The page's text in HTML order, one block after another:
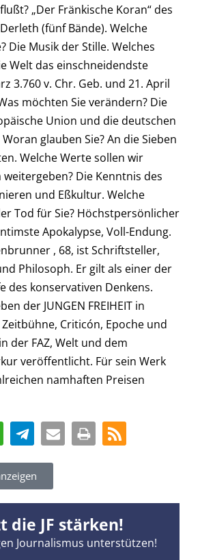
„Der Fränkische Koran“ des
(fünf Bände). Welche
Die Musik der Stille. Welches
Welt das einschneidendste
3.760 v. Chr. Geb. und 21. April
möchten Sie verändern? Die
Union und die deutschen
glauben Sie? An die Sieben
Welche Werte sollen wir
Die Kenntnis des
und Eßkultur. Welche
Tod für Sie? Höchstpersönlicher
Apokalypse, Voll-Endung.
, 68, ist Schriftsteller,
Philosoph. Er gilt als einer der
des konservativen Denkens.
der JUNGEN FREIHEIT in
Criticón, Epoche und
der FAZ, Welt und dem
veröffentlicht. Für sein Werk
namhaften Preisen
die JF stärken!
Journalismus unterstützen!